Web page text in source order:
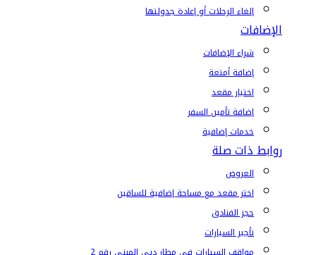
إلغاء الرحلات أو إعادة جدولتها
الإضافات
شراء الإضافات
إضافة أمتعة
اختيار مقعد
إضافة تأمين السفر
خدمات إضافية
روابط ذات صلة
العروض
اختر مقعد مع مساحة إضافية للساقين
حجز الفنادق
تأجير السيارات